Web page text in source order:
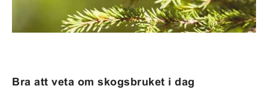
Bra att veta om skogsbruket i dag